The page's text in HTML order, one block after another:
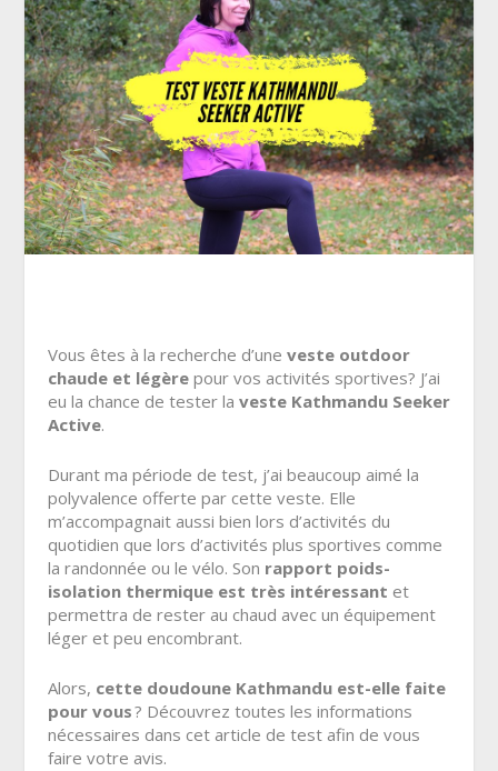
Vous êtes à la recherche d’une veste outdoor
chaude et légèrepour vos activités sportives? J’ai
eu la chance de tester la veste Kathmandu Seeker
Active.
Durant ma période de test, j’ai beaucoup aimé la
polyvalence offerte par cette veste. Elle
m’accompagnait aussi bien lors d’activités du
quotidien que lors d’activités plus sportives comme
la randonnée ou le vélo. Son rapport poids-
isolation thermique est très intéressant et
permettra de rester au chaud avec un équipement
léger et peu encombrant.
Alors, cette doudoune Kathmandu est-elle faite
pour vous? Découvrez toutes les informations
nécessaires dans cet article de test afin de vous
faire votre avis.